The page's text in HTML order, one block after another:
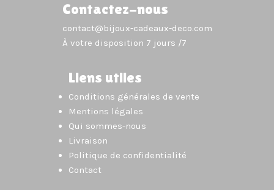
Contactez-nous
contact@bijoux-cadeaux-deco.com
À votre disposition 7 jours /7
Liens utiles
Conditions générales de vente
Mentions légales
Qui sommes-nous
Livraison
Politique de confidentialité
Contact